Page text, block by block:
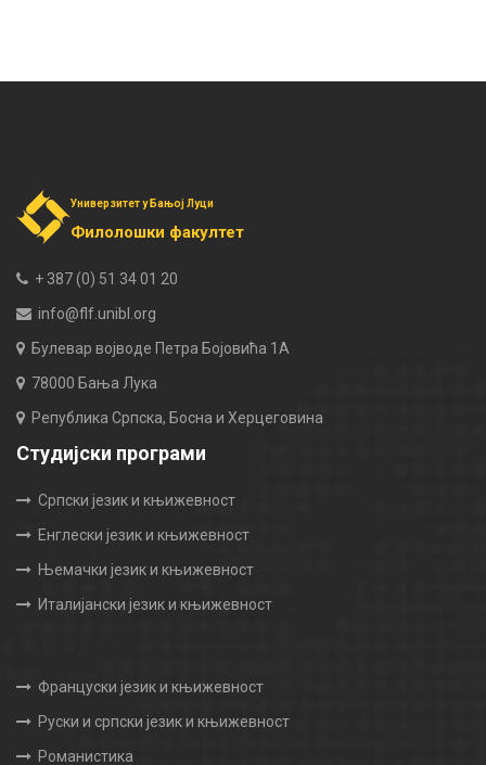
Универзитет у Бањој Луци
Филолошки факултет
+ 387 (0) 51 34 01 20
info@flf.unibl.org
Булевар војводе Петра Бојовића 1А
78000 Бања Лука
Република Српска, Босна и Херцеговина
Студијски програми
Српски језик и књижевност
Енглески језик и књижевност
Њемачки језик и књижевност
Италијански језик и књижевност
Француски језик и књижевност
Руски и српски језик и књижевност
Романистика